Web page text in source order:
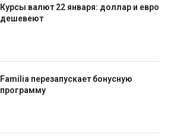
Курсы валют 22 января: доллар и евро
дешевеют
Familia перезапускает бонусную
программу